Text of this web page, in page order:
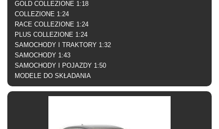
GOLD COLLEZIONE 1:18
COLLEZIONE 1:24
RACE COLLEZIONE 1:24
PLUS COLLEZIONE 1:24
SAMOCHODY I TRAKTORY 1:32
SAMOCHODY 1:43
SAMOCHODY I POJAZDY 1:50
MODELE DO SKŁADANIA
Nie jesteś zalogowany